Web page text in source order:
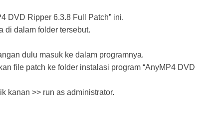
DVD Ripper 6.3.8 Full Patch” ini.
di dalam folder tersebut.
dulu masuk ke dalam programnya.
file patch ke folder instalasi program “AnyMP4 DVD
kanan >> run as administrator.